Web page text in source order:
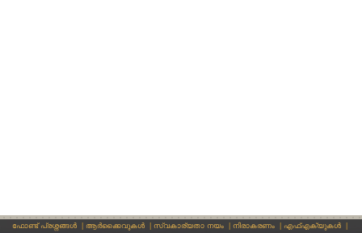
ഫോണ്ട് പ്രശ്നങ്ങള്‍ ആര്‍ക്കൈവുകള്‍ സ്വകാര്യതാ നയം നിരാകരണം എഫ്എക്യുകള്‍